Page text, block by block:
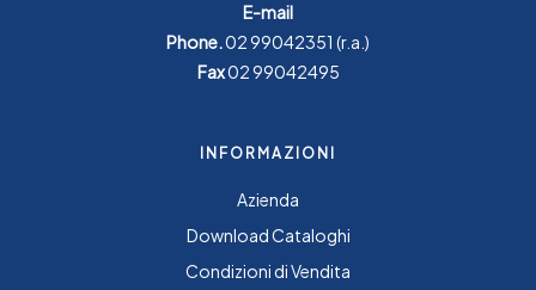
E-mail
Phone.02 99042351 (r.a.)
Fax02 99042495
INFORMAZIONI
Azienda
Download Cataloghi
Condizioni di Vendita